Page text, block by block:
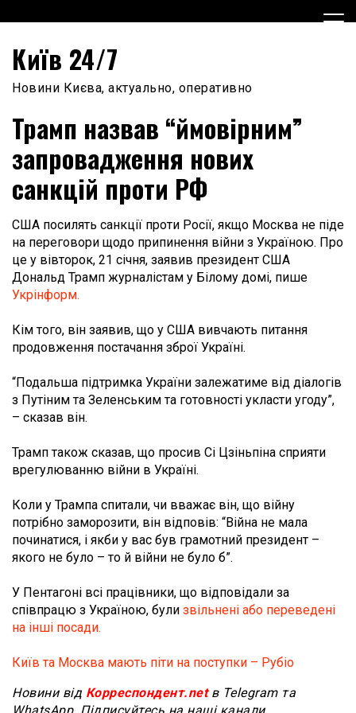
to
Київ 24/7
Новини Києва, актуально, оперативно
Трамп назвав “ймовірним”
запровадження нових
санкцій проти РФ
США посилять санкції проти Росії, якщо Москва не піде
на переговори щодо припинення війни з Україною. Про
це у вівторок, 21 січня, заявив президент США
Дональд Трамп журналістам у Білому домі, пише
Укрінформ.
Кім того, він заявив, що у США вивчають питання
продовження постачання зброї Україні.
“Подальша підтримка України залежатиме від діалогів
з Путіним та Зеленським та готовності укласти угоду”,
– сказав він.
Трамп також сказав, що просив Сі Цзіньпіна сприяти
врегулюванню війни в Україні.
Коли у Трампа спитали, чи вважає він, що війну
потрібно заморозити, він відповів: “Війна не мала
починатися, і якби у вас був грамотний президент –
якого не було – то й війни не було б”.
У Пентагоні всі працівники, що відповідали за
співпрацю з Україною, були звільнені або переведені
на інші посади.
Київ та Москва мають піти на поступки – Рубіо
Новини від Корреспондент.net в Telegram та